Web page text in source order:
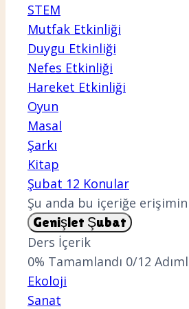
STEM
Mutfak Etkinliği
Duygu Etkinliği
Nefes Etkinliği
Hareket Etkinliği
Oyun
Masal
Şarkı
Kitap
Şubat 12 Konular
Şu anda bu içeriğe
Genişlet Şubat
Ders İçerik
0% Tamamlandı 0/12
Ekoloji
Sanat